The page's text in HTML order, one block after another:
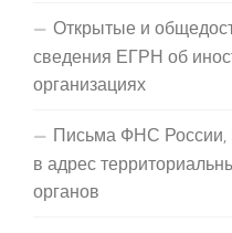
Открытые и
сведения ЕГРН об
организациях
Письма ФНС России,
в адрес
органов